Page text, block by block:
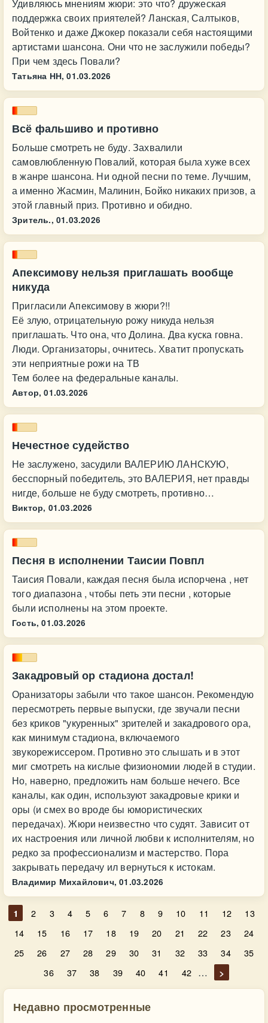
Удивляюсь мнениям жюри: это что? дружеская
поддержка своих приятелей? Ланская, Салтыков,
Войтенко и даже Джокер показали себя настоящими
артистами шансона. Они что не заслужили победы?
При чем здесь Повали?
Татьяна НН, 01.03.2026
Всё фальшиво и противно
Больше смотреть не буду. Захвалили
самовлюбленную Повалий, которая была хуже всех
в жанре шансона. Ни одной песни по теме. Лучшим,
а именно Жасмин, Малинин, Бойко никаких призов, а
этой главный приз. Противно и обидно.
Зритель., 01.03.2026
Апексимову нельзя приглашать вообще
никуда
Пригласили Апексимову в жюри?!!
Её злую, отрицательную рожу никуда нельзя
приглашать. Что она, что Долина. Два куска говна.
Люди. Организаторы, очнитесь. Хватит пропускать
эти неприятные рожи на ТВ
Тем более на федеральные каналы.
Автор, 01.03.2026
Нечестное судейство
Не заслужено, засудили ВАЛЕРИЮ ЛАНСКУЮ,
бесспорный победитель, это ВАЛЕРИЯ, нет правды
нигде, больше не буду смотреть, противно…
Виктор, 01.03.2026
Песня в исполнении Таисии Повпл
Таисия Повали, каждая песня была испорчена , нет
того диапазона , чтобы петь эти песни , которые
были исполнены на этом проекте.
Гость, 01.03.2026
Закадровый ор стадиона достал!
Оранизаторы забыли что такое шансон. Рекомендую
пересмотреть первые выпуски, где звучали песни
без криков "укуренных" зрителей и закадрового ора,
как минимум стадиона, включаемого
звукорежиссером. Противно это слышать и в этот
миг смотреть на кислые физиономии людей в студии.
Но, наверно, предложить нам больше нечего. Все
каналы, как один, используют закадровые крики и
оры (и смех во вроде бы юмористических
передачах). Жюри неизвестно что судят. Зависит от
их настроения или личной любви к исполнителям, но
редко за профессионализм и мастерство. Пора
закрывать передачу ил вернуться к истокам.
Владимир Михайлович, 01.03.2026
1 2 3 4 5 6 7 8 9 10 11 12
13
14
15 16 17 18 19 20 21 22 23
24
25
26 27 28 29 30 31 32 33 34
35
36
37 38 39 40 41 42 … >
Недавно просмотренные